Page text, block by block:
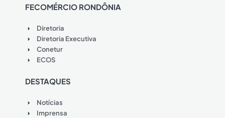
FECOMÉRCIO RONDÔNIA
Diretoria
Diretoria Executiva
Conetur
ECOS
DESTAQUES
Notícias
Imprensa